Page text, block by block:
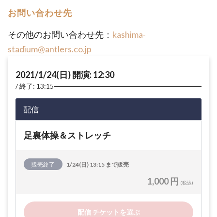
お問い合わせ先
その他のお問い合わせ先： kashima-
stadium@antlers.co.jp
2021/1/24(日) 開演: 12:30
終了: 13:15
配信
足裏体操＆ストレッチ
販売終了 1/24(日) 13:15 まで販売
1,000 円 (税込)
配信 チケットを選ぶ